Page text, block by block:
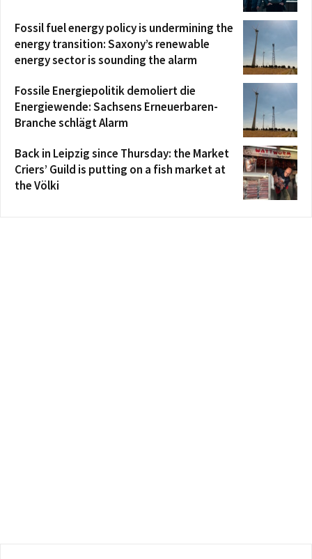
Fossil fuel energy policy is undermining the
energy transition: Saxony’s renewable
energy sector is sounding the alarm
Fossile Energiepolitik demoliert die
Energiewende: Sachsens Erneuerbaren-
Branche schlägt Alarm
Back in Leipzig since Thursday: the Market
Criers’ Guild is putting on a fish market at
the Völki